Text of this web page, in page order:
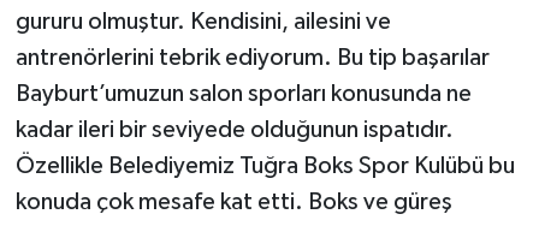
gururu olmuştur. Kendisini, ailesini ve
antrenörlerini tebrik ediyorum. Bu tip başarılar
Bayburt’umuzun salon sporları konusunda ne
kadar ileri bir seviyede olduğunun ispatıdır.
Özellikle Belediyemiz Tuğra Boks Spor Kulübü bu
konuda çok mesafe kat etti. Boks ve güreş